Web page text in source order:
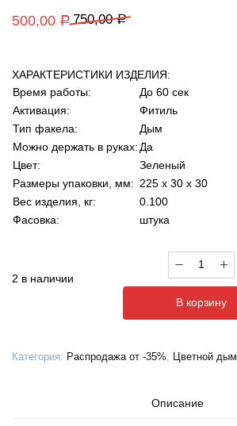
750,00Р
500,00 Р
ХАРАКТЕРИСТИКИ ИЗДЕЛИЯ:
Время работы:
До 60 сек
Активация:
Фитиль
Тип факела:
Дым
Можно держать в руках: Да
Цвет:
Зеленый
Размеры упаковки, мм: 225 х 30 х 30
Вес изделия, кг:
0.100
Фасовка:
штука
2 в наличии
Количество
товара
ЦВЕТНОГО
MA0512
В корзину
Категория: Распродажа от -35% Цветной дым
Описание